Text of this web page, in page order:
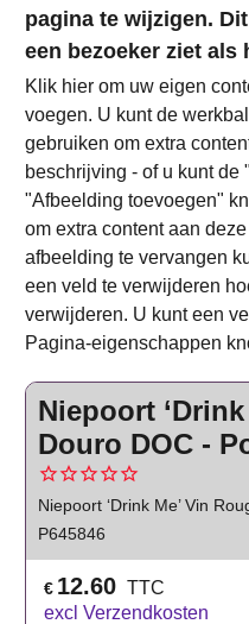
pagina te wijzigen.
een bezoeker ziet als
Klik hier om uw eigen
voegen. U kunt de
gebruiken om extra
beschrijving - of u kunt
"Afbeelding toevoegen"
om extra content aan
afbeelding te vervangen
een veld te verwijderen
verwijderen. U kunt een
Pagina-eigenschappen
Niepoort
Douro DOC -
Niepoort ‘Drink Me’ Vin
P645846
€ 12.60 TTC
excl Verzendkosten